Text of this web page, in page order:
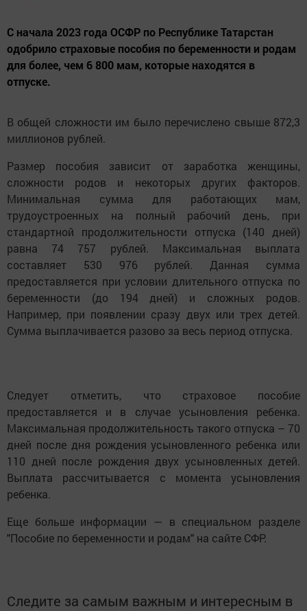
С начала 2023 года ОСФР по Республике Татарстан
одобрило страховые пособия по беременности и родам
для более, чем 6 800 мам, которые находятся в
отпуске.
В общей сложности им было перечислено свыше 872,3
миллионов рублей.
Размер пособия зависит от заработка женщины,
сложности родов и некоторых других факторов.
Минимальная сумма для работающих мам,
трудоустроенных на полный рабочий день, при
стандартной продолжительности отпуска (140 дней)
равна 74 757 рублей. Максимальная выплата
составляет 530 976 рублей. Данная сумма
предоставляется при условии длительного отпуска по
беременности (до 194 дней) и сложных родов.
Например, при появлении сразу двух или трех детей.
Сумма выплачивается разово за весь период отпуска.
Следует отметить, что страховое пособие
предоставляется и в случае усыновления ребенка.
Максимальная продолжительность такого отпуска – 70
дней после дня рождения усыновленного ребенка или
110 дней после рождения двух усыновленных детей.
Выплата рассчитывается с момента усыновления
ребенка.
Еще больше информации — в специальном разделе
"Пособие по беременности и родам" на сайте СФР.
Следите за самым важным и интересным в